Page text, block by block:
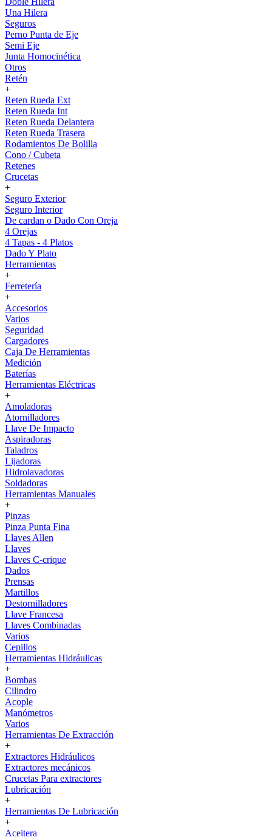
Una Hilera
Seguros
Perno Punta de Eje
Semi Eje
Junta Homocinética
Otros
Retén
+
Reten Rueda Ext
Reten Rueda Int
Reten Rueda Delantera
Reten Rueda Trasera
Rodamientos De Bolilla
Cono / Cubeta
Retenes
Crucetas
+
Seguro Exterior
Seguro Interior
De cardan o Dado Con Oreja
4 Orejas
4 Tapas - 4 Platos
Dado Y Plato
Herramientas
+
Ferretería
+
Accesorios
Varios
Seguridad
Cargadores
Caja De Herramientas
Medición
Baterías
Herramientas Eléctricas
+
Amoladoras
Atornilladores
Llave De Impacto
Aspiradoras
Taladros
Lijadoras
Hidrolavadoras
Soldadoras
Herramientas Manuales
+
Pinzas
Pinza Punta Fina
Llaves Allen
Llaves
Llaves C-crique
Dados
Prensas
Martillos
Destornilladores
Llave Francesa
Llaves Combinadas
Varios
Cepillos
Herramientas Hidráulicas
+
Bombas
Cilindro
Acople
Manómetros
Varios
Herramientas De Extracción
+
Extractores Hidráulicos
Extractores mecánicos
Crucetas Para extractores
Lubricación
+
Herramientas De Lubricación
+
Aceitera